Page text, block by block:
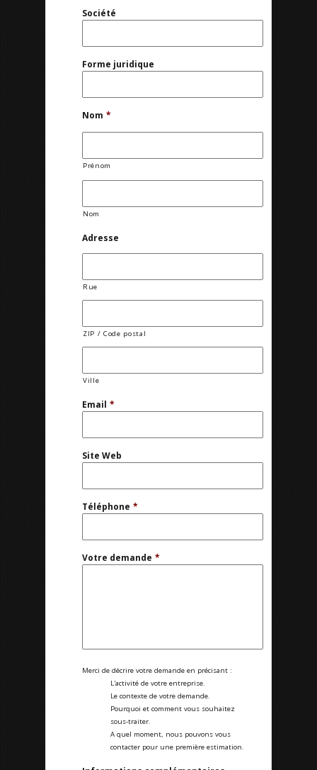
Société
Forme juridique
Nom *
Prénom
Nom
Adresse
Rue
ZIP / Code postal
Ville
Email *
Site Web
Téléphone *
Votre demande *
Merci de décrire votre demande en précisant :
L'activité de votre entreprise.
Le contexte de votre demande.
Pourquoi et comment vous souhaitez
sous-traiter.
A quel moment, nous pouvons vous
contacter pour une première estimation.